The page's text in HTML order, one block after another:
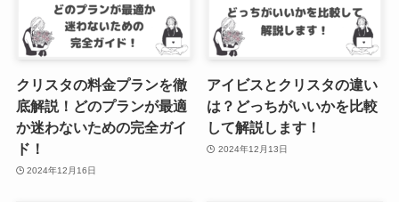
クリスタの料金プランを徹
底解説！どのプランが最適
か迷わないための完全ガイ
ド！
2024年12月16日
アイビスとクリスタの違い
は？どっちがいいかを比較
して解説します！
2024年12月13日